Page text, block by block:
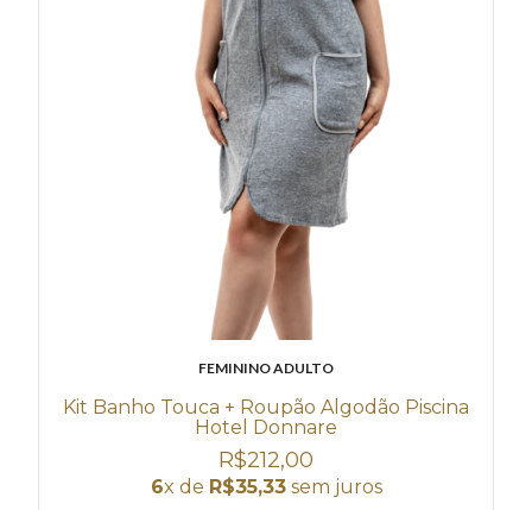
FEMININO ADULTO
Kit Banho Touca + Roupão Algodão Piscina
Hotel Donnare
R$212,00
6x de R$35,33sem juros